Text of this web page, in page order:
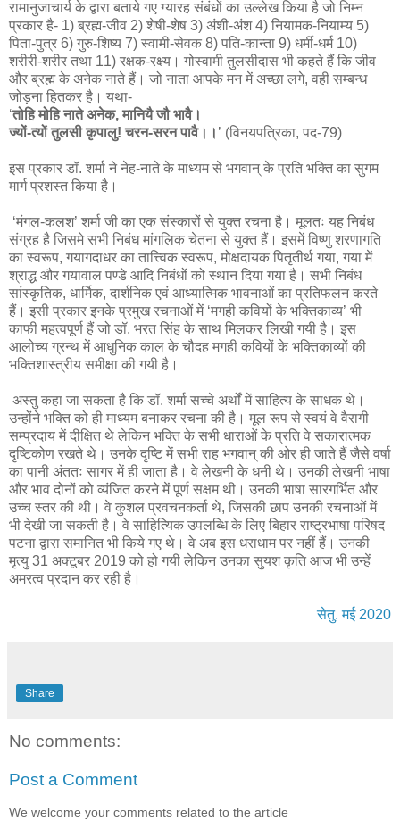
रामानुजाचार्य के द्वारा बताये गए ग्यारह संबंधों का उल्लेख किया है जो निम्न
प्रकार है- 1) ब्रह्म-जीव 2) शेषी-शेष 3) अंशी-अंश 4) नियामक-नियाम्य 5)
पिता-पुत्र 6) गुरु-शिष्य 7) स्वामी-सेवक 8) पति-कान्ता 9) धर्मी-धर्म 10)
शरीरी-शरीर तथा 11) रक्षक-रक्ष्य। गोस्वामी तुलसीदास भी कहते हैं कि जीव
और ब्रह्म के अनेक नाते हैं। जो नाता आपके मन में अच्छा लगे, वही सम्बन्ध
जोड़ना हितकर है। यथा-
‘तोहि मोहि नाते अनेक, मानियै जौ भावै।
ज्यों-त्यों तुलसी कृपालु! चरन-सरन पावै।। ’ (विनयपत्रिका, पद-79)
इस प्रकार डॉ. शर्मा ने नेह-नाते के माध्यम से भगवान् के प्रति भक्ति का सुगम
मार्ग प्रशस्त किया है।
‘मंगल-कलश’ शर्मा जी का एक संस्कारों से युक्त रचना है। मूलतः यह निबंध
संग्रह है जिसमे सभी निबंध मांगलिक चेतना से युक्त हैं। इसमें विष्णु शरणागति
का स्वरूप, गयागदाधर का तात्त्विक स्वरूप, मोक्षदायक पितृतीर्थ गया, गया में
श्राद्ध और गयावाल पण्डे आदि निबंधों को स्थान दिया गया है। सभी निबंध
सांस्कृतिक, धार्मिक, दार्शनिक एवं आध्यात्मिक भावनाओं का प्रतिफलन करते
हैं। इसी प्रकार इनके प्रमुख रचनाओं में ‘मगही कवियों के भक्तिकाव्य’ भी
काफी महत्वपूर्ण हैं जो डॉ. भरत सिंह के साथ मिलकर लिखी गयी है। इस
आलोच्य ग्रन्थ में आधुनिक काल के चौदह मगही कवियों के भक्तिकाव्यों की
भक्तिशास्त्रीय समीक्षा की गयी है।
अस्तु कहा जा सकता है कि डॉ. शर्मा सच्चे अर्थों में साहित्य के साधक थे।
उन्होंने भक्ति को ही माध्यम बनाकर रचना की है। मूल रूप से स्वयं वे वैरागी
सम्प्रदाय में दीक्षित थे लेकिन भक्ति के सभी धाराओं के प्रति वे सकारात्मक
दृष्टिकोण रखते थे। उनके दृष्टि में सभी राह भगवान् की ओर ही जाते हैं जैसे वर्षा
का पानी अंततः सागर में ही जाता है। वे लेखनी के धनी थे। उनकी लेखनी भाषा
और भाव दोनों को व्यंजित करने में पूर्ण सक्षम थी। उनकी भाषा सारगर्भित और
उच्च स्तर की थी। वे कुशल प्रवचनकर्ता थे, जिसकी छाप उनकी रचनाओं में
भी देखी जा सकती है। वे साहित्यिक उपलब्धि के लिए बिहार राष्ट्रभाषा परिषद
पटना द्वारा समानित भी किये गए थे। वे अब इस धराधाम पर नहीं हैं। उनकी
मृत्यु 31 अक्टूबर 2019 को हो गयी लेकिन उनका सुयश कृति आज भी उन्हें
अमरत्व प्रदान कर रही है।
सेतु, मई 2020
Share
No comments:
Post a Comment
We welcome your comments related to the article